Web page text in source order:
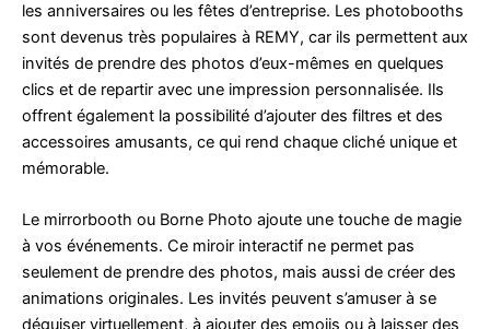
les anniversaires ou les fêtes d’entreprise. Les photobooths
sont devenus très populaires à REMY, car ils permettent aux
invités de prendre des photos d’eux-mêmes en quelques
clics et de repartir avec une impression personnalisée. Ils
offrent également la possibilité d’ajouter des filtres et des
accessoires amusants, ce qui rend chaque cliché unique et
mémorable.
Le mirrorbooth ou Borne Photo ajoute une touche de magie
à vos événements. Ce miroir interactif ne permet pas
seulement de prendre des photos, mais aussi de créer des
animations originales. Les invités peuvent s’amuser à se